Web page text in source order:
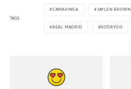
TAGS
CAMAVINGA JAYLEN BROWN
REAL MADRID RODRYGO